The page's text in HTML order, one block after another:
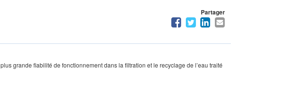
Partager
grande fiabilité de fonctionnement dans la filtration et le recyclage de l’eau traité